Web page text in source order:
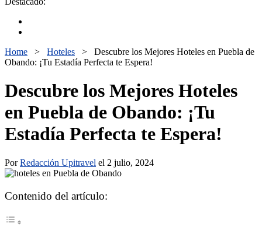
Home > Hoteles > Descubre los Mejores Hoteles en Puebla de
Obando: ¡Tu Estadía Perfecta te Espera!
Descubre los Mejores Hoteles
en Puebla de Obando: ¡Tu
Estadía Perfecta te Espera!
PorRedacción Upitravel el 2 julio, 2024
Contenido del artículo: